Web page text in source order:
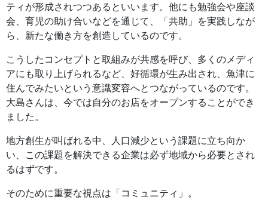
ティが形成されつつあるといいます。他にも勉強会や座談
会、育児の助け合いなどを通じて、「共助」を実践しなが
ら、新たな働き方を創造しているのです。
こうしたコンセプトと取組みが共感を呼び、多くのメディ
アにも取り上げられるなど、好循環が生み出され、魚津に
住んでみたいという意識変容へとつながっているのです。
大島さんは、今では自分のお店をオープンすることができ
ました。
地方創生が叫ばれる中、人口減少という課題に立ち向か
い、この課題を解決できる企業は必ず地域から必要とされ
るはずです。
そのために重要な視点は「コミュニティ」。